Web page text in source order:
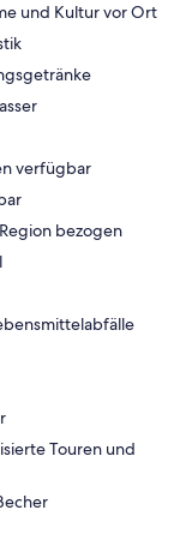
und Kultur vor Ort
verfügbar
bezogen
Touren und